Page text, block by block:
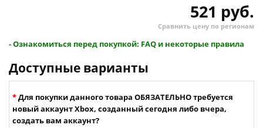
521 руб.
Сравнить цену по регионам
- Ознакомиться перед покупкой: FAQ и некоторые правила
Доступные варианты
Для покупки данного товара ОБЯЗАТЕЛЬНО требуется
новый аккаунт Xbox, созданный сегодня либо вчера,
создать вам аккаунт?